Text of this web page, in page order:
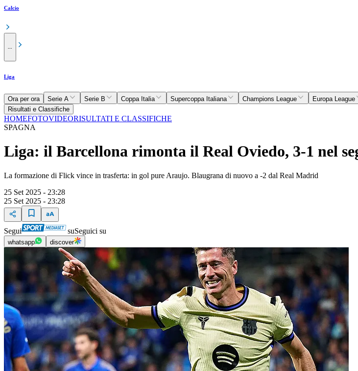
Calcio
Liga
Ora per ora Serie A Serie B Coppa Italia Supercoppa Italiana Champions League Europa League
Risultati e Classifiche
HOMEFOTOVIDEORISULTATI E CLASSIFICHE
SPAGNA
Liga: il Barcellona rimonta il Real Oviedo, 3-1 nel
La formazione di Flick vince in trasferta: in gol pure Araujo. Blaugrana di nuovo a -2 dal Real Madrid
25 Set 2025 - 23:28
25 Set 2025 - 23:28
Segui suSeguici su
whatsapp discover